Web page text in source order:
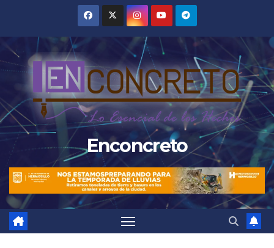
contenido
Enconcreto